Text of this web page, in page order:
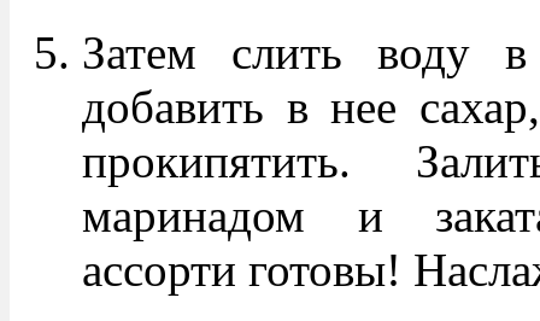
Затем слить воду
добавить в нее
прокипятить.
маринадом и
ассорти готовы!